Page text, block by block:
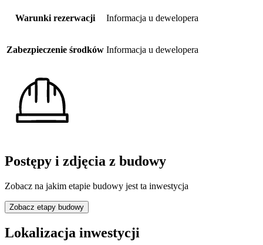
Warunki rezerwacji Informacja u dewelopera
Zabezpieczenie środków Informacja u dewelopera
Postępy i zdjęcia z budowy
Zobacz na jakim etapie budowy jest ta inwestycja
Zobacz etapy budowy
Lokalizacja inwestycji